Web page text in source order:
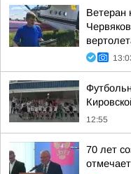
Ветеран
12:55
70 лет